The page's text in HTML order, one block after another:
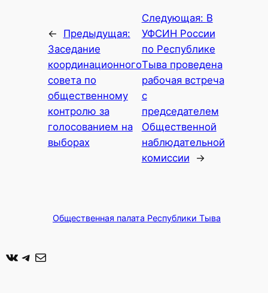
←
Предыдущая:
Заседание
координационного
совета по
общественному
контролю за
голосованием на
выборах
Следующая: В
УФСИН России
по Республике
Тыва проведена
рабочая встреча
с
председателем
Общественной
наблюдательной
комиссии
→
Общественная палата Республики Тыва
ВКонтакте Telegram Почта